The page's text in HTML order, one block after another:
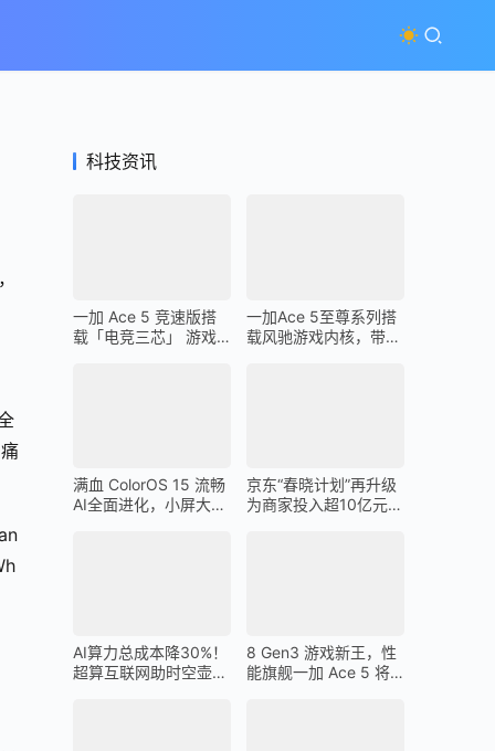
科技资讯
一加 Ace 5 竞速版搭
载「电竞三芯」 游戏
一加Ace 5至尊系列搭
载风驰游戏内核，带来
满血 ColorOS 15 流畅
AI全面进化，小屏大魔
京东“春晓计划”再升级
为商家投入超10亿元广
AI算力总成本降30%！
超算互联网助时空壶高
8 Gen3 游戏新王，性
能旗舰一加 Ace 5 将